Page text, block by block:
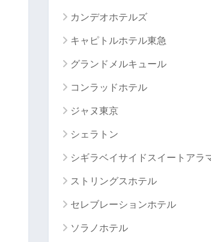
カンデオホテルズ
キャピトルホテル東急
グランドメルキュール
コンラッドホテル
ジャヌ東京
シェラトン
シギラベイサイドスイートアラ
ストリングスホテル
セレブレーションホテル
ソラノホテル